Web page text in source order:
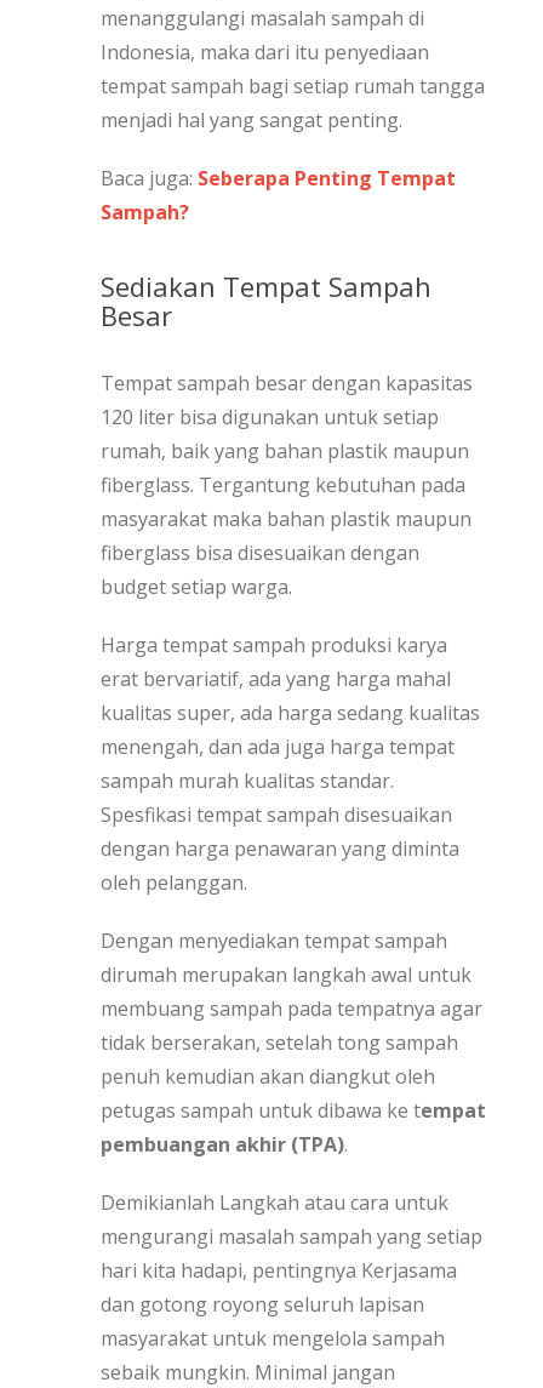
menanggulangi masalah sampah di
Indonesia, maka dari itu penyediaan
tempat sampah bagi setiap rumah tangga
menjadi hal yang sangat penting.
Baca juga: Seberapa Penting Tempat
Sampah?
Sediakan Tempat Sampah
Besar
Tempat sampah besar dengan kapasitas
120 liter bisa digunakan untuk setiap
rumah, baik yang bahan plastik maupun
fiberglass. Tergantung kebutuhan pada
masyarakat maka bahan plastik maupun
fiberglass bisa disesuaikan dengan
budget setiap warga.
Harga tempat sampah produksi karya
erat bervariatif, ada yang harga mahal
kualitas super, ada harga sedang kualitas
menengah, dan ada juga harga tempat
sampah murah kualitas standar.
Spesfikasi tempat sampah disesuaikan
dengan harga penawaran yang diminta
oleh pelanggan.
Dengan menyediakan tempat sampah
dirumah merupakan langkah awal untuk
membuang sampah pada tempatnya agar
tidak berserakan, setelah tong sampah
penuh kemudian akan diangkut oleh
petugas sampah untuk dibawa ke tempat
pembuangan akhir (TPA).
Demikianlah Langkah atau cara untuk
mengurangi masalah sampah yang setiap
hari kita hadapi, pentingnya Kerjasama
dan gotong royong seluruh lapisan
masyarakat untuk mengelola sampah
sebaik mungkin. Minimal jangan